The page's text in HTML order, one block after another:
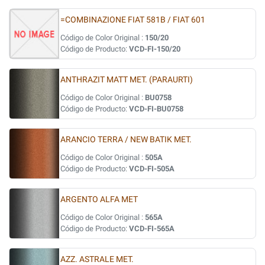
=COMBINAZIONE FIAT 581B / FIAT 601
Código de Color Original : 150/20
Código de Producto: VCD-FI-150/20
ANTHRAZIT MATT MET. (PARAURTI)
Código de Color Original : BU0758
Código de Producto: VCD-FI-BU0758
ARANCIO TERRA / NEW BATIK MET.
Código de Color Original : 505A
Código de Producto: VCD-FI-505A
ARGENTO ALFA MET
Código de Color Original : 565A
Código de Producto: VCD-FI-565A
AZZ. ASTRALE MET.